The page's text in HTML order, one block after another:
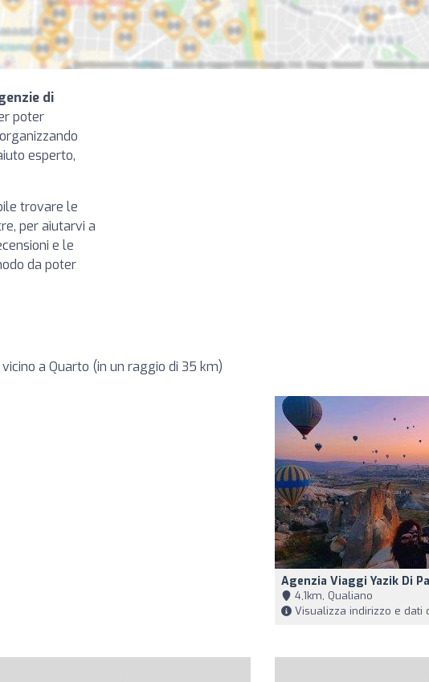
di
poter
esperto,
trovare le
per aiutarvi a
e le
da poter
a Quarto (in un raggio di 35 km)
Agenzia Viaggi Yazik Di
4,1km, Qualiano
Visualizza indirizzo e dati